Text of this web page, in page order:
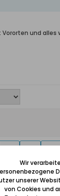
und alles
Kubicki in
Wir
unserer
von Cookies und